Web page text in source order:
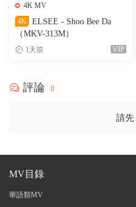
4K MV
4K
ELSEE - Shoo Bee Da
（MKV-313M）
1天前 VIP
評論 0
請先
MV目錄
華語類MV